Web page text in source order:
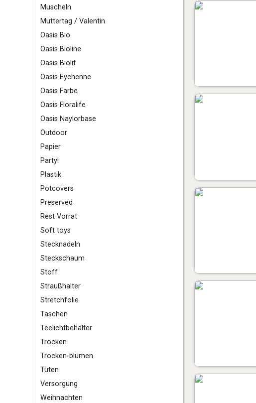
Muscheln
Muttertag / Valentin
Oasis Bio
Oasis Bioline
Oasis Biolit
Oasis Eychenne
Oasis Farbe
Oasis Floralife
Oasis Naylorbase
Outdoor
Papier
Party!
Plastik
Potcovers
Preserved
Rest Vorrat
Soft toys
Stecknadeln
Steckschaum
Stoff
Straußhalter
Stretchfolie
Taschen
Teelichtbehälter
Trocken
Trocken-blumen
Tüten
Versorgung
Weihnachten